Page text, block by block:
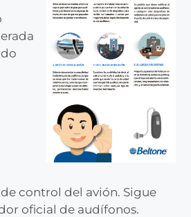
control del avión. Sigue
oficial de audífonos.